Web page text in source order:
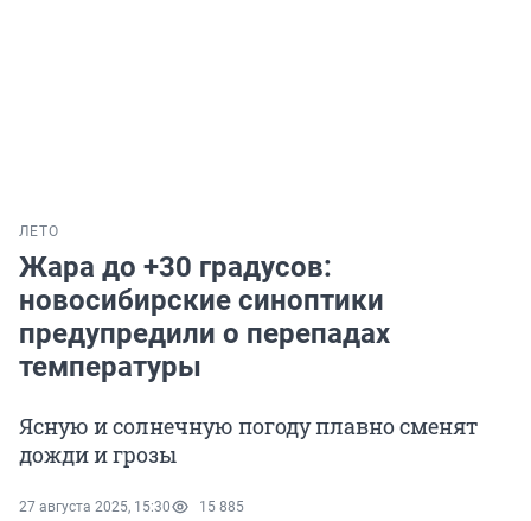
ЛЕТО
Жара до +30 градусов:
новосибирские синоптики
предупредили о перепадах
температуры
Ясную и солнечную погоду плавно сменят
дожди и грозы
27 августа 2025, 15:30 15 885